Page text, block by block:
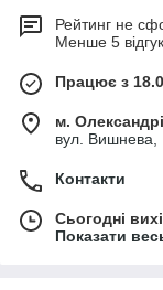
Рейтинг не
Менше 5
Працює з
м.
вул. Вишнева,
Контакти
Сьогодні
Показати